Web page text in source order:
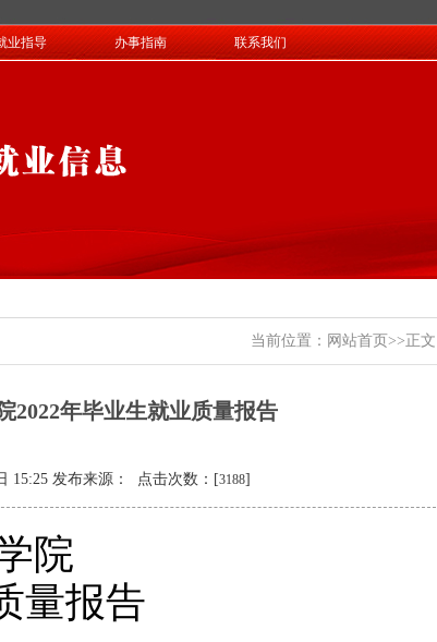
业指导 办事指南 联系我们
当前位置： 网站首页 >> 正文
2022年毕业生就业质量报告
15:25 发布来源： 点击次数：[3188]
院
量报告